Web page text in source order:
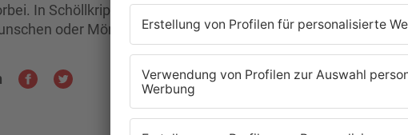
In Schöllkrippen oder Stadtprozelten gibt’s
oder Mömbris-Schimborn, Faschingspartys.